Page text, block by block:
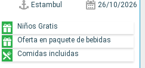
Estambul 26/10/2026
Niños Gratis
Oferta en paquete de bebidas
Comidas incluidas